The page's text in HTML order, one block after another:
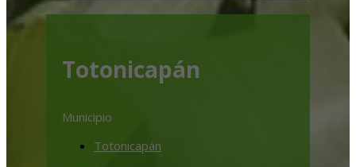
Totonicapán
Municipio
Totonicapán